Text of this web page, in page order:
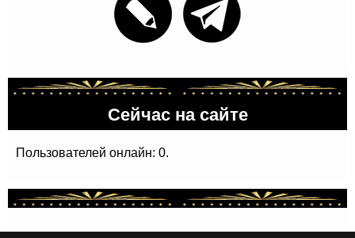
Сейчас на сайте
Пользователей онлайн: 0.